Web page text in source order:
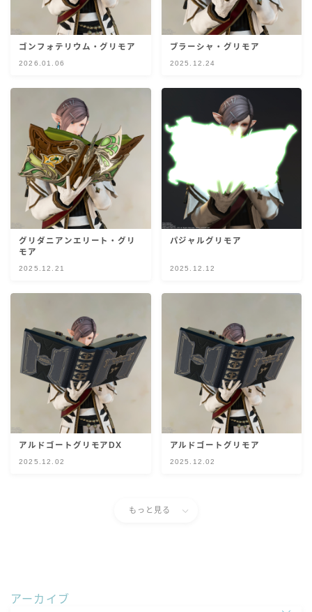
五分袖
七分袖
東方風デザイン
イシュガルド風デザイン
アジムステップ風デザイン
マント
ミニスカート
ロングスカート
インナーパンツ付きスカート
ゴンフォテリウム・グリモア
2026.01.06
ブラーシャ・グリモア
2025.12.24
グリダニアンエリート・グリ
モア
2025.12.21
パジャルグリモア
2025.12.12
アルドゴートグリモアDX
2025.12.02
アルドゴートグリモア
2025.12.02
もっと見る
アーカイブ